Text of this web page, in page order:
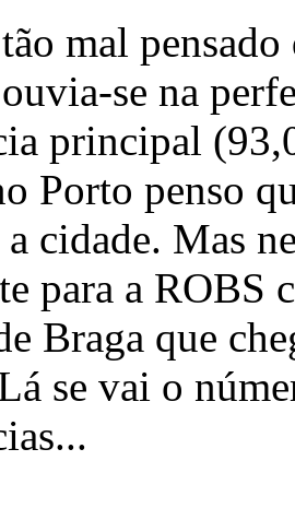
mal
se na
principal
Porto penso
cidade. Mas
para a ROBS
Braga que
se vai o